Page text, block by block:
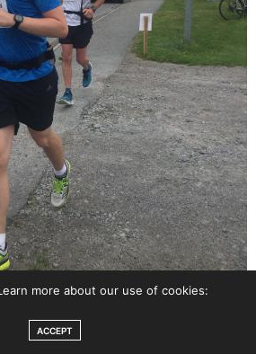
more about our use of cookies:
ACCEPT